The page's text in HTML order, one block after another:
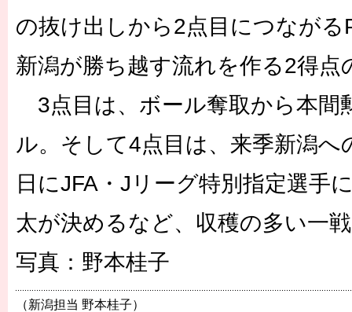
の抜け出しから2点目につながる
新潟が勝ち越す流れを作る2得点
3点目は、ボール奪取から本間
ル。そして4点目は、来季新潟へ
日にJFA・Jリーグ特別指定選手
太が決めるなど、収穫の多い一
写真：野本桂子
（新潟担当 野本桂子）